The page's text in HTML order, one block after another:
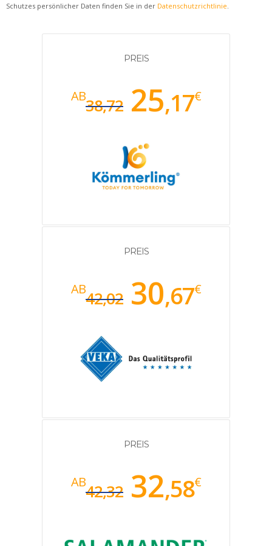
Schutzes persönlicher Daten finden Sie in der Datenschutzrichtlinie
PREIS
AB38,72 25,17€
PREIS
AB42,02 30,67€
PREIS
AB42,32 32,58€